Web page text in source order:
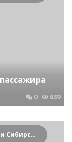
0 639
Криминальные новости Новосибирска и Сибирского региона